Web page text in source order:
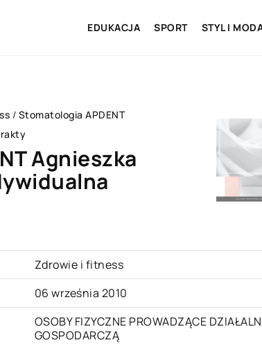
EDUKACJA SPORT STYL I
/ Stomatologia APDENT
Agnieszka
Zdrowie i fitness
06 września 2010
OSOBY FIZYCZNE PROWADZĄCE
GOSPODARCZĄ